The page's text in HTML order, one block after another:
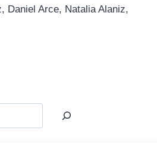
Daniel Arce, Natalia Alaniz,